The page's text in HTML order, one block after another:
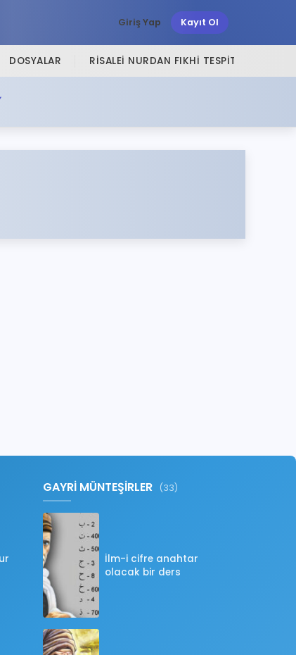
Giriş Yap Kayıt Ol
DOSYALAR RISALEI NURDAN FIKHI TESPITLER
GAYRİ MÜNTEŞİRLER (33)
İlm-i cifre anahtar
olacak bir ders